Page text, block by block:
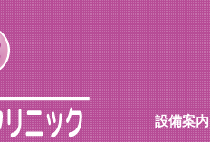
設備案内